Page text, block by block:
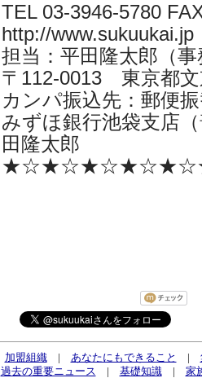
TEL 03-3946-5780
http://www.sukuukai.jp
担当：平田隆太郎（
〒112-0013 東京都文
カンパ振込先：郵便
みずほ銀行池袋支店
田隆太郎
加盟組織| あなたにもできること |
過去の重要ニュース | 基礎知識| 家